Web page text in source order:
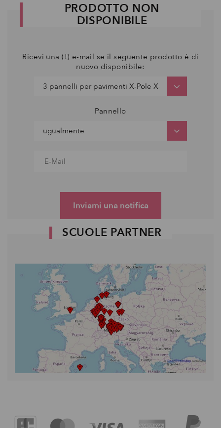
PRODOTTO NON
DISPONIBILE
Ricevi una (!) e-mail se il seguente prodotto è di
nuovo disponibile:
Pannello
Inviami una notifica
SCUOLE PARTNER